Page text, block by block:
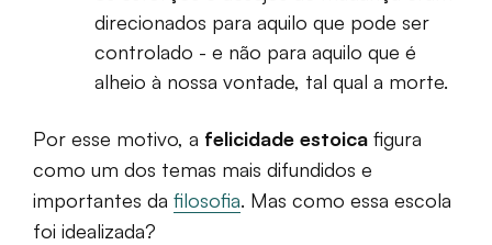
direcionados para aquilo que pode ser
controlado - e não para aquilo que é
alheio à nossa vontade, tal qual a morte.
Por esse motivo, a felicidade estoica figura
como um dos temas mais difundidos e
importantes da filosofia. Mas como essa escola
foi idealizada?